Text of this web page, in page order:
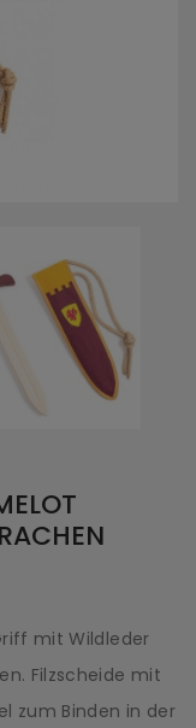
mit Wildleder
Filzscheide mit
zum Binden in der